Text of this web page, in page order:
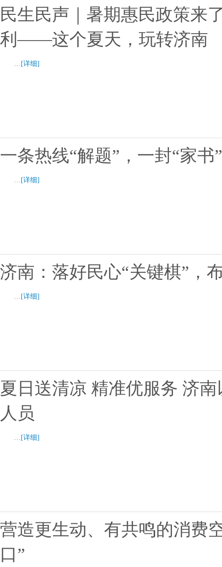
民生民声｜暑期惠民政策来
利——这个夏天，玩转济南
… [详细]
一条热线“解题”，一封“家书
… [详细]
济南：落好民心“关键棋”，
… [详细]
夏日送清凉 精准优服务 济
人员
… [详细]
营造更生动、有共鸣的消费
口”